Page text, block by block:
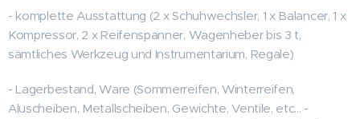
- komplette Ausstattung (2 x Schuhwechsler, 1 x Balancer, 1 x
Kompressor, 2 x Reifenspanner, Wagenheber bis 3 t,
sämtliches Werkzeug und Instrumentarium, Regale)
- Lagerbestand, Ware (Sommerreifen, Winterreifen,
Aluscheiben, Metallscheiben, Gewichte, Ventile, etc... -